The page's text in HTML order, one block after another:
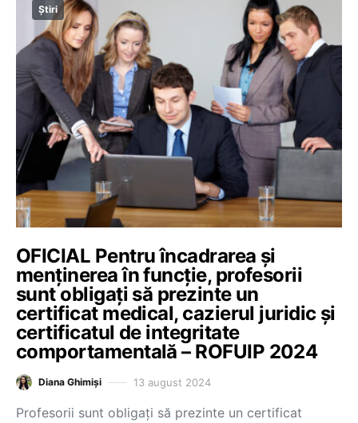
Știri
OFICIAL Pentru încadrarea și
menținerea în funcție, profesorii
sunt obligați să prezinte un
certificat medical, cazierul juridic și
certificatul de integritate
comportamentală – ROFUIP 2024
Diana Ghimiși 13 august 2024
Profesorii sunt obligați să prezinte un certificat